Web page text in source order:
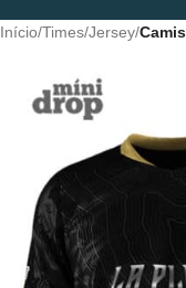
Início/Times/Jersey/